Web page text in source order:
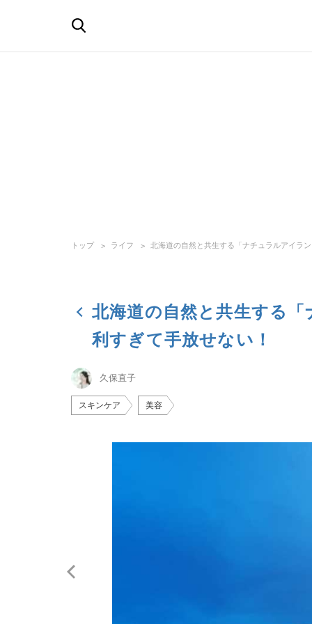
トップ ライフ 北海道の自然と共生する「ナチュラルアイラ
北海道の自然と共生する
利すぎて手放せない！
久保直子
スキンケア 美容